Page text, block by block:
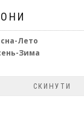
Лето
Зима